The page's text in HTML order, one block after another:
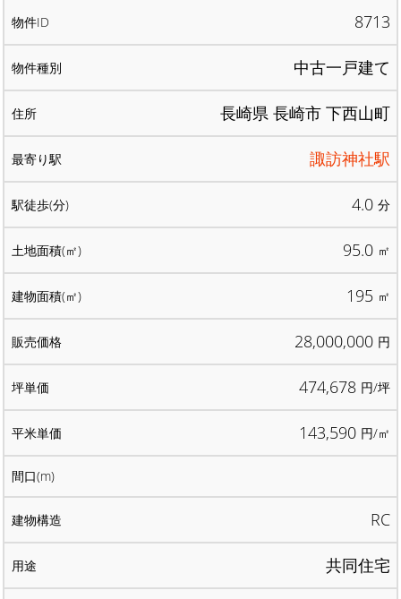
8713
中古一戸建て
長崎県 長崎市 下西山町
諏訪神社駅
4.0 分
95.0 ㎡
195 ㎡
28,000,000 円
474,678 円/坪
143,590 円/㎡
RC
共同住宅